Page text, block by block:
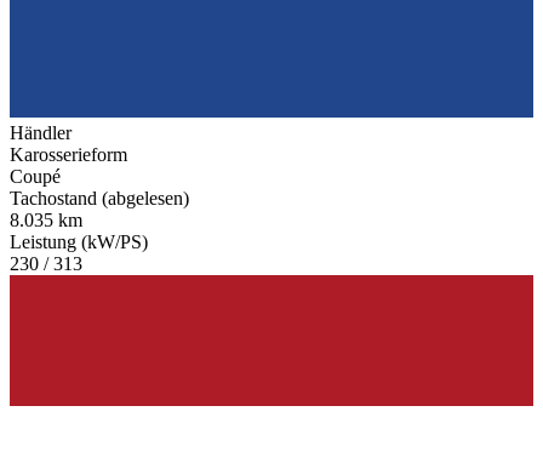
Händler
Karosserieform
Coupé
Tachostand (abgelesen)
8.035 km
Leistung (kW/PS)
230 / 313